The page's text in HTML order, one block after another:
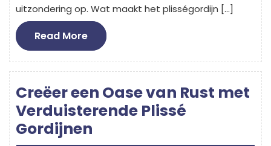
uitzondering op. Wat maakt het plisségordijn […]
Read MoreRead
More
Creëer een Oase van Rust met
Verduisterende Plissé
Gordijnen